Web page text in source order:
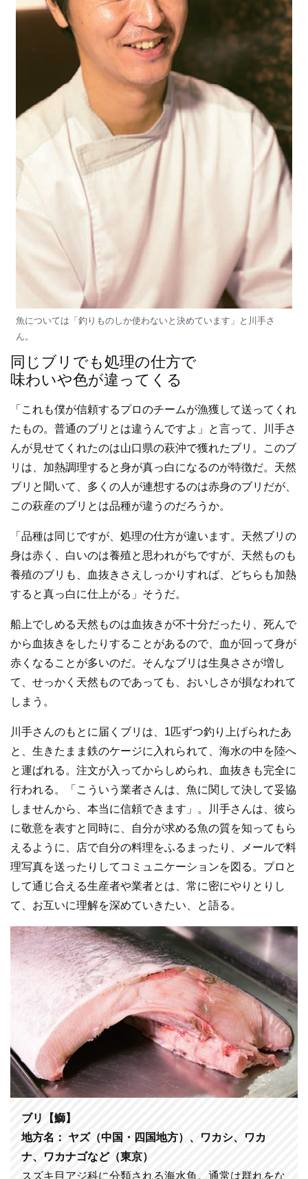
魚については「釣りものしか使わないと決めています」と川手さ
ん。
同じブリでも処理の仕方で
味わいや色が違ってくる
「これも僕が信頼するプロのチームが漁獲して送ってくれ
たもの。普通のブリとは違うんですよ」と言って、川手さ
んが見せてくれたのは山口県の萩沖で獲れたブリ。このブ
リは、加熱調理すると身が真っ白になるのが特徴だ。天然
ブリと聞いて、多くの人が連想するのは赤身のブリだが、
この萩産のブリとは品種が違うのだろうか。
「品種は同じですが、処理の仕方が違います。天然ブリの
身は赤く、白いのは養殖と思われがちですが、天然ものも
養殖のブリも、血抜きさえしっかりすれば、どちらも加熱
すると真っ白に仕上がる」そうだ。
船上でしめる天然ものは血抜きが不十分だったり、死んで
から血抜きをしたりすることがあるので、血が回って身が
赤くなることが多いのだ。そんなブリは生臭ささが増し
て、せっかく天然ものであっても、おいしさが損なわれて
しまう。
川手さんのもとに届くブリは、1匹ずつ釣り上げられたあ
と、生きたまま鉄のケージに入れられて、海水の中を陸へ
と運ばれる。注文が入ってからしめられ、血抜きも完全に
行われる。「こういう業者さんは、魚に関して決して妥協
しませんから、本当に信頼できます」。川手さんは、彼ら
に敬意を表すと同時に、自分が求める魚の質を知ってもら
えるように、店で自分の料理をふるまったり、メールで料
理写真を送ったりしてコミュニケーションを図る。プロと
して通じ合える生産者や業者とは、常に密にやりとりし
て、お互いに理解を深めていきたい、と語る。
ブリ【鰤】
地方名： ヤズ（中国・四国地方）、ワカシ、ワカ
ナ、ワカナゴなど（東京）
スズキ目アジ科に分類される海水魚。通常は群れをな